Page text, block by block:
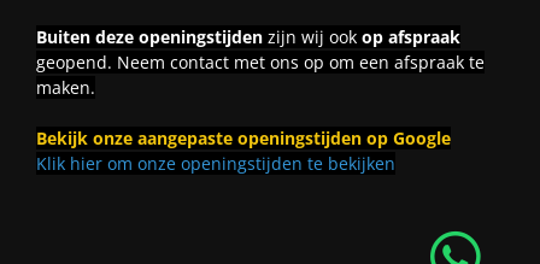
Buiten deze openingstijdenzijn wij ook op afspraak
geopend. Neem contact met ons op om een afspraak te
maken.
Bekijk onze aangepaste openingstijden op Google
Klik hier om onze openingstijden te bekijken